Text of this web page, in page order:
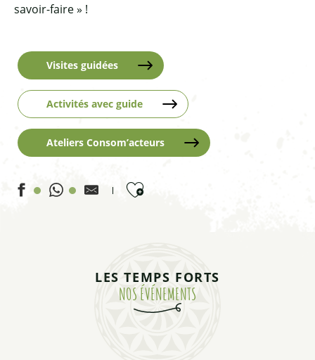
savoir-faire » !
Visites guidées
Activités avec guide
Ateliers Consom’acteurs
Ajouter aux favoris
FESTIVAL POTES DE MARMOTS - Déambulation
FESTIVAL POTES DE MARMOTS - Spectacle Concert
LES TEMPS FORTS
NOS ÉVÉNEMENTS